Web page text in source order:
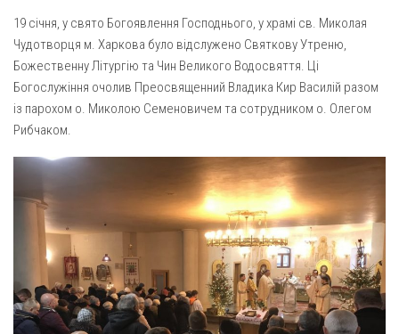
Покрови Пресвятої Богородиці (с. Вільча)
Преображенська парафія (м. Лозова)
Парафія Благовіщення Пресвятої Богородиці (смт
Парохії Полтавської області
Пресвятої Трійці (м. Полтава)
Всіх Святих українського народу (м. Полтава)
Свято-Юріївська парафія (м. Полтава)
Архистратига Михаїла (с. Пригарівка)
Надруковані числа
Молитви
Галерея
19 січня, у свято Богоявлення Господнього, у храмі св. Миколая
Чудотворця м. Харкова було відслужено Святкову Утреню,
Божественну Літургію та Чин Великого Водосвяття. Ці
Богослужіння очолив Преосвященний Владика Кир Василій разом
із парохом о. Миколою Семеновичем та сотрудником о. Олегом
Рибчаком.